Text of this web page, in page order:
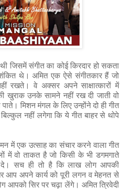
जिसमें संगीत का कोई किरदार हो सकता
थे। अमित एक ऐसे संगीतकार हैं जो
रखते। वे अक्सर अपने साक्षात्कारों में
खुराक उनके सामने नहीं रख दी जाती वो
मिशन मंगल के लिए उन्होंने दो ही गीत
नहीं लगेगा कि ये गीत बाहर से थोपे
मन में एक उत्साह का संचार करने वाला गीत
में वो ताकत है जो किसी के भी डगमगाते
दे। सच ही तो है कि लाख लोग आपकी
अपने कार्य को पूरी लगन व मेहनत से
आपको सिर पर चढ़ा लेंगे। अमित त्रिवेदी